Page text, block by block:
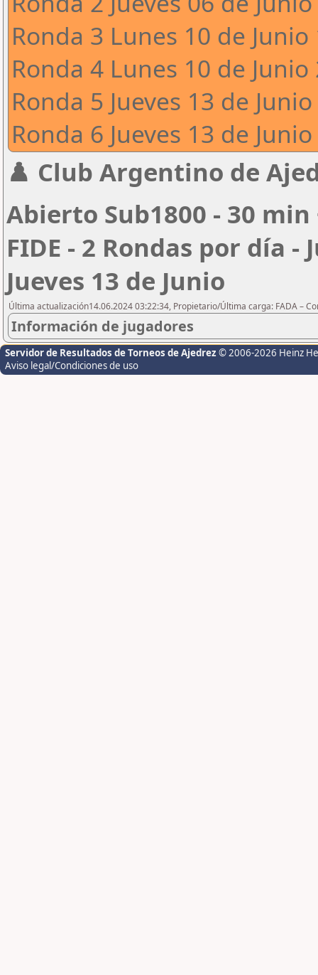
Ronda 3 Lunes 10 de Junio
Ronda 4 Lunes 10 de Junio
Ronda 5 Jueves 13 de
Ronda 6 Jueves 13 de
♟️ Club Argentino de
Abierto Sub1800 - 30 min
FIDE - 2 Rondas por día -
Jueves 13 de Junio
Última actualización14.06.2024 03:22:34, Propietario/Última carga: FADA –
Información de jugadores
Servidor de Resultados de Torneos de Ajedrez © 2006-2026 Heinz
Aviso legal/Condiciones de uso